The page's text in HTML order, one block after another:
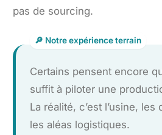
pas de sourcing.
Certains pensent encore
suffit à piloter une
La réalité, c’est l’usine,
les aléas logistiques.